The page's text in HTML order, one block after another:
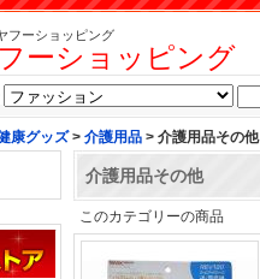
フーショッピング
ーショッピング
康グッズ> 介護用品 > 介護用品その他
介護用品その他
このカテゴリーの商品